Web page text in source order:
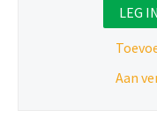
LEG
Aan